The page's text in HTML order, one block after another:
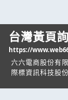
台灣黃頁
https://
六六電商股份有
際標資訊科技股